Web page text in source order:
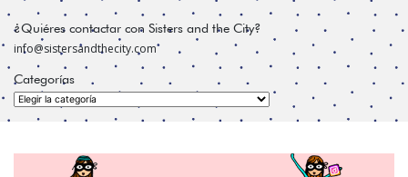
¿Quiéres contactar con Sisters and the City?
info@sistersandthecity.com
Categorías
Categorías